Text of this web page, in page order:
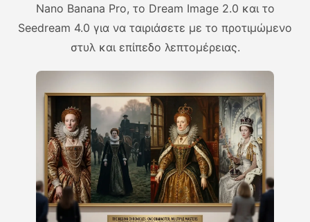
Nano Banana Pro, το Dream Image 2.0 και το
Seedream 4.0 για να ταιριάσετε με το προτιμώμενο
στυλ και επίπεδο λεπτομέρειας.